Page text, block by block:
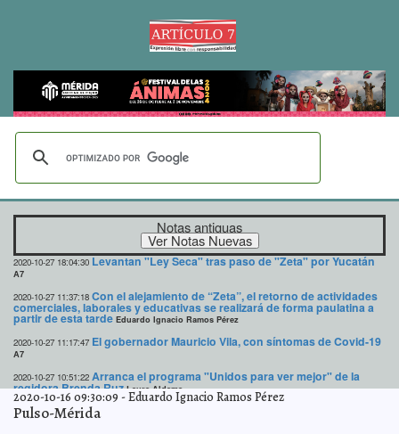
Notas antiguas
2020-10-27 18:04:30 Levantan "Ley Seca" tras paso de "Zeta" por Yucatán
A7
2020-10-27 11:37:18 Con el alejamiento de “Zeta”, el retorno de actividades
comerciales, laborales y educativas se realizará de forma paulatina a
partir de esta tarde Eduardo Ignacio Ramos Pérez
2020-10-27 11:17:47 El gobernador Mauricio Vila, con síntomas de Covid-19
A7
2020-10-27 10:51:22 Arranca el programa "Unidos para ver mejor" de la
regidora Brenda Ruz Laura Aldama
2020-10-27 10:25:38 Ayuntamiento de Mérida evalúa daños causados por
"Zeta"
2020-10-16 09:30:09 -Eduardo Ignacio Ramos Pérez
Pulso-Mérida